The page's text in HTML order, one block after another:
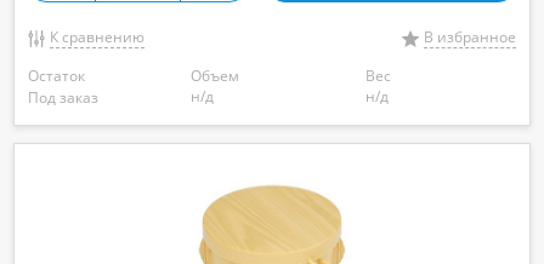
К сравнению
В избранное
Остаток
Под заказ
Объем
н/д
Вес
н/д